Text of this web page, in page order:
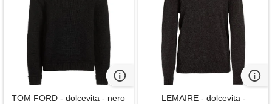
TOM FORD - dolcevita - nero
LEMAIRE - dolcevita -